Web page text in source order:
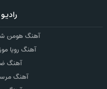
آهنگ هومن
آهنگ رویا
آهنگ
آهنگ